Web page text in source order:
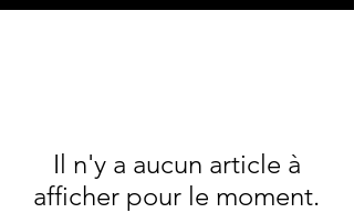
Il n'y a aucun article à
afficher pour le moment.